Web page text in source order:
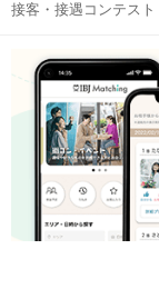
接客・接遇コンテスト